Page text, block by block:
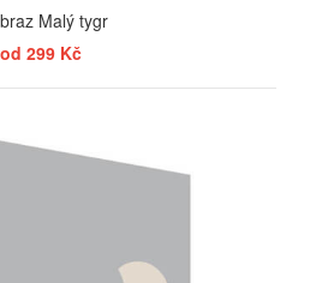
Malý tygr
od 299 Kč